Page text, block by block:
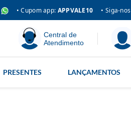
• Cupom app: APPVALE10 • Siga-nos
Central de
Atendimento
PRESENTES LANÇAMENTOS